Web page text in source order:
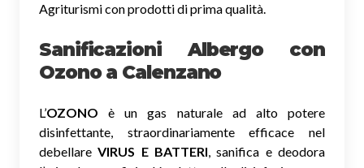
Agriturismi con prodotti di prima qualità.
Sanificazioni Albergo con
Ozonoa Calenzano
L’OZONO è un gas naturale ad alto potere
disinfettante, straordinariamente efficace nel
debellareVIRUS E BATTERI, sanifica e deodora